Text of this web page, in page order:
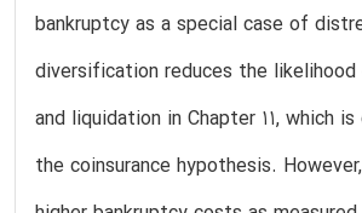
bankruptcy as a special case of
diversification reduces the
and liquidation in Chapter 11, which
the coinsurance hypothesis.